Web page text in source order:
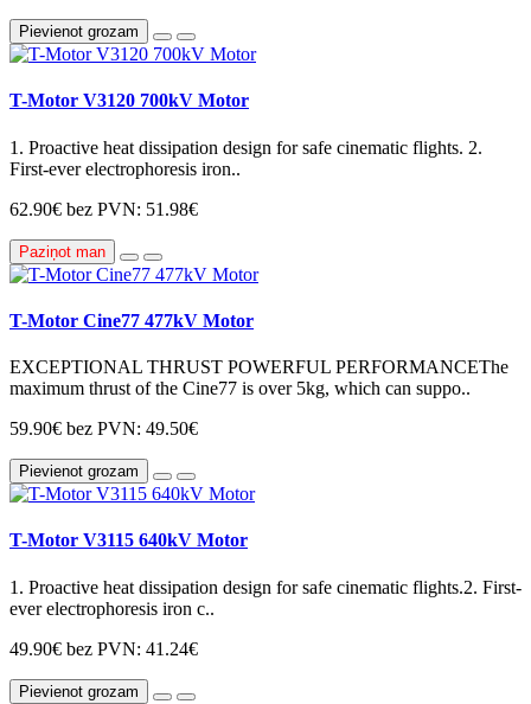
Pievienot grozam
T-Motor V3120 700kV Motor
1. Proactive heat dissipation design for safe cinematic flights. 2.
First-ever electrophoresis iron..
62.90€ bez PVN: 51.98€
Paziņot man
T-Motor Cine77 477kV Motor
EXCEPTIONAL THRUST POWERFUL PERFORMANCEThe
maximum thrust of the Cine77 is over 5kg, which can suppo..
59.90€ bez PVN: 49.50€
Pievienot grozam
T-Motor V3115 640kV Motor
1. Proactive heat dissipation design for safe cinematic flights.2. First-
ever electrophoresis iron c..
49.90€ bez PVN: 41.24€
Pievienot grozam